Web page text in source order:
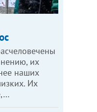
их
наших
Их